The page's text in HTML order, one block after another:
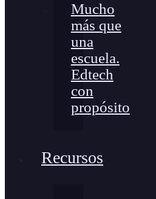
Mucho
más que
una
escuela.
Edtech
con
propósito
Recursos